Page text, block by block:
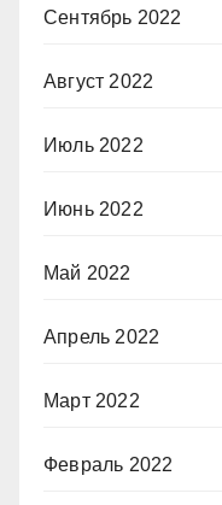
Сентябрь 2022
Август 2022
Июль 2022
Июнь 2022
Май 2022
Апрель 2022
Март 2022
Февраль 2022